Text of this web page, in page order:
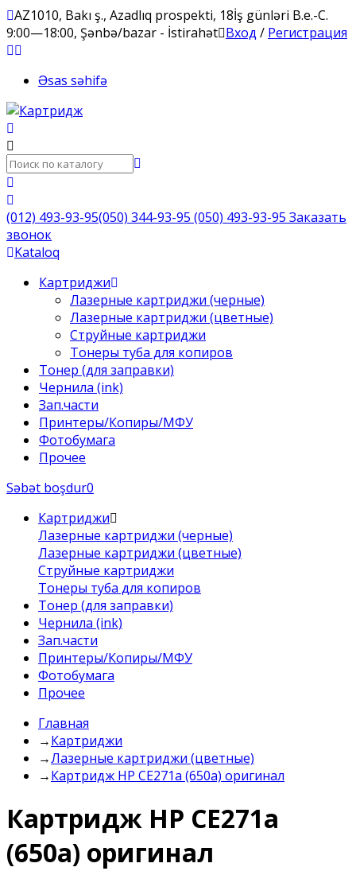
AZ1010, Bakı ş., Azadlıq prospekti, 18İş günləri B.e.-C.
9:00—18:00, Şənbə/bazar - İstirahət Вход / Регистрация
Əsas səhifə
(012) 493-93-95(050) 344-93-95 (050) 493-93-95 Заказать
звонок
Kataloq
Картриджи
Лазерные картриджи (черные)
Лазерные картриджи (цветные)
Струйные картриджи
Тонеры туба для копиров
Тонер (для заправки)
Чернила (ink)
Зап.части
Принтеры/Копиры/МФУ
Фотобумага
Прочее
Səbət boşdur0
Картриджи
Лазерные картриджи (черные)
Лазерные картриджи (цветные)
Струйные картриджи
Тонеры туба для копиров
Тонер (для заправки)
Чернила (ink)
Зап.части
Принтеры/Копиры/МФУ
Фотобумага
Прочее
Главная
→Картриджи
→Лазерные картриджи (цветные)
→Картридж HP CE271a (650a) оригинал
Картридж HP CE271a
(650a) оригинал